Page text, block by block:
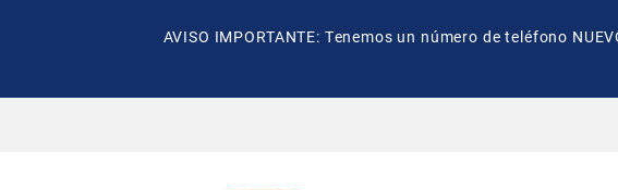
AVISO IMPORTANTE: Tenemos un número de teléfono